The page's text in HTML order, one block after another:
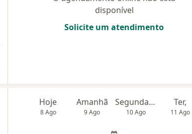
disponível
Solicite um atendimento
Hoje
8 Ago
Amanhã
9 Ago
Segunda-feira
10 Ago
Ter,
11 Ago